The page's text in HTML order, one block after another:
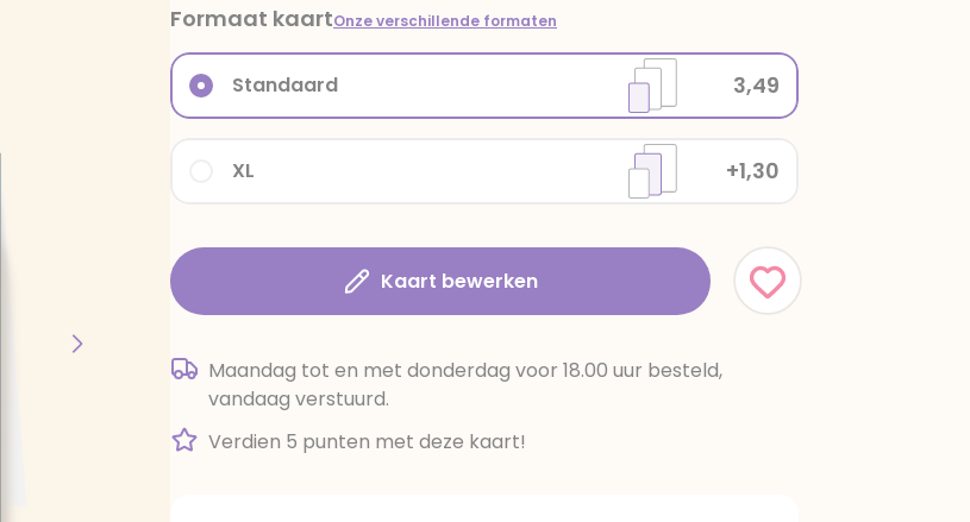
Formaat kaartOnze verschillende formaten
XL +1,30
Standaard 3,49
Kaart bewerken
Maandag tot en met donderdag voor 18.00 uur besteld,
vandaag verstuurd.
Verdien 5 punten met deze kaart!